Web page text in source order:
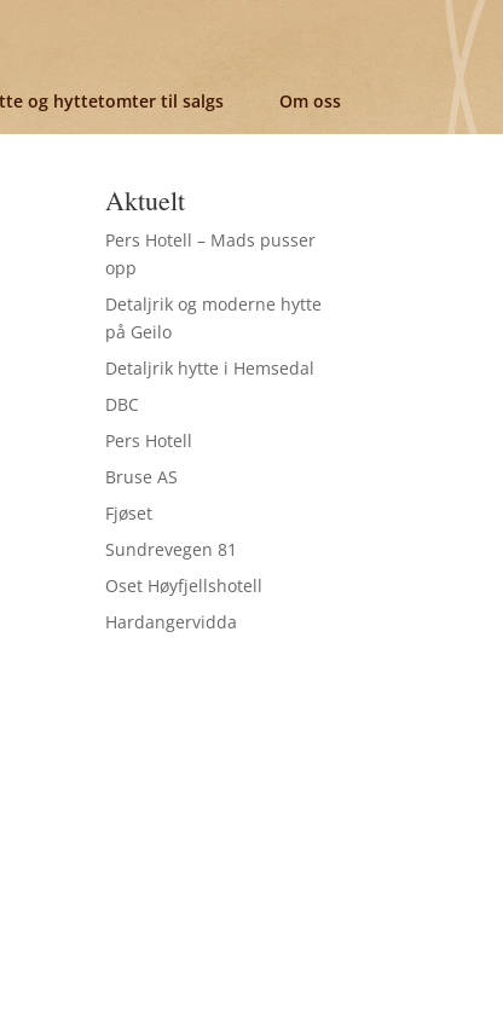
og hyttetomter til salgs Om oss
Aktuelt
Pers Hotell – Mads pusser
opp
Detaljrik og moderne hytte
på Geilo
Detaljrik hytte i Hemsedal
DBC
Pers Hotell
Bruse AS
Fjøset
Sundrevegen 81
Oset Høyfjellshotell
Hardangervidda